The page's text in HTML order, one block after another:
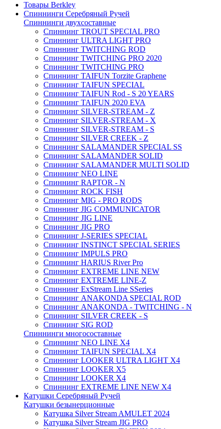
Товары Berkley
Спиннинги Серебряный Ручей
Спиннинги двухсоставные
Спиннинг TROUT SPECIAL PRO
Спиннинг ULTRA LIGHT PRO
Спиннинг TWITCHING ROD
Спиннинг TWITCHING PRO 2020
Спиннинг TWITCHING PRO
Спиннинг TAIFUN Torzite Graphene
Спиннинг TAIFUN SPECIAL
Спиннинг TAIFUN Rod - S 20 YEARS
Спиннинг TAIFUN 2020 EVA
Спиннинг SILVER-STREAM - Z
Спиннинг SILVER-STREAM - X
Спиннинг SILVER-STREAM - S
Спиннинг SILVER CREEK - Z
Спиннинг SALAMANDER SPECIAL SS
Спиннинг SALAMANDER SOLID
Спиннинг SALAMANDER MULTI SOLID
Спиннинг NEO LINE
Спиннинг RAPTOR - N
Спиннинг ROCK FISH
Спиннинг MIG - PRO RODS
Спиннинг JIG COMMUNICATOR
Спиннинг JIG LINE
Спиннинг JIG PRO
Спиннинг J-SERIES SPECIAL
Спиннинг INSTINCT SPECIAL SERIES
Спиннинг IMPULS PRO
Спиннинг HARIUS River Pro
Спиннинг EXTREME LINE NEW
Спиннинг EXTREME LINE-Z
Спиннинг ExStream Line SSeries
Спиннинг ANAKONDA SPECIAL ROD
Спиннинг ANAKONDA - TWITCHING - N
Спиннинг SILVER CREEK - S
Спиннинг SIG ROD
Спиннинги многосоставные
Спиннинг NEO LINE X4
Спиннинг TAIFUN SPECIAL X4
Спиннинг LOOKER ULTRA LIGHT X4
Спиннинг LOOKER X5
Спиннинг LOOKER X4
Спиннинг EXTREME LINE NEW X4
Катушки Серебряный Ручей
Катушки безынерционные
Катушка Silver Stream AMULET 2024
Катушка Silver Stream JIG PRO